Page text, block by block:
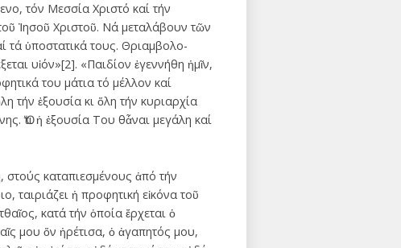
τόν Μεσσία Χριστό καί τήν
Ἰησοῦ Χριστοῦ. Νά μεταλάβουν τῶν
τά ὑποστατικά τους. Θριαμβολο-
υἱόν»[2]. «Παιδίον ἐγεννήθη ἡμῖν,
του μάτια τό μέλλον καί
τήν ἐξουσία κι ὅλη τήν κυριαρχία
Ὅτι ἡ ἐξουσία Του θἆναι μεγάλη καί
καταπιεσμένους ἀπό τήν
ταιριάζει ἡ προφητική εἰκόνα τοῦ
κατά τήν ὁποία ἔρχεται ὁ
μου ὅν ἠρέτισα, ὁ ἀγαπητός μου,